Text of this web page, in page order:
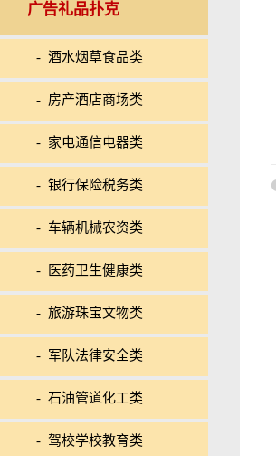
广告礼品扑克
- 酒水烟草食品类
- 房产酒店商场类
- 家电通信电器类
- 银行保险税务类
- 车辆机械农资类
- 医药卫生健康类
- 旅游珠宝文物类
- 军队法律安全类
- 石油管道化工类
- 驾校学校教育类